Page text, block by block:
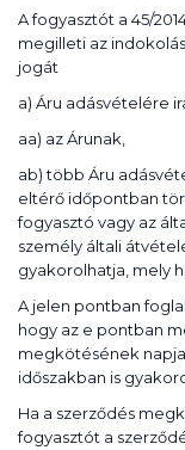
A fogyasztót a 45/
megilleti az
jogát
a) Áru adásvételére
aa) az Árunak,
ab) több Áru
eltérő időpontban
fogyasztó vagy az
személy általi
gyakorolhatja, mely
A jelen pontban
hogy az e pontban
megkötésének
időszakban is
Ha a szerződés
fogyasztót a